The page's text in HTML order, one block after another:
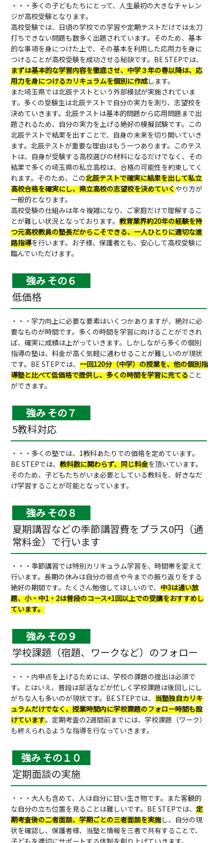
・・・多くの子どもたちにとって、人生最初の大きなチャレン
ジが高校受験となります。
高校受験では、日頃の学校での学習や定期テストだけでは太刀
打ちできない問題も数多く出題されています。そのため、基本
的な事項を身につけた上で、その基本を利用した応用力を身に
つけることが高校受験を成功させる秘訣です。BE STEPでは、
まずは基本的な学習内容を徹底させ、中学３年の春以降は、応
用力を身につけるカリキュラムを個別に作成します。
また埼玉県では北辰テストという外部模試が実施されていま
す。多くの受験生は北辰テストで自分の実力を測り、志望校を
決めていきます。北辰テストは基本的問題から応用問題まで出
題されるため、自分の実力を上げる絶好の模擬試験です。この
北辰テストで結果を出すことで、自身の未来を切り開いていき
ます。北辰テストが重要な理由はもう一つあります。このテス
トは、自身が受験する高校選びの材料になるだけでなく、その
結果で多くの埼玉県の私立高校は、合格の可能性を約束してく
れます。そのため、この北辰テストで確実に結果を出して私立
高校合格を確実にし、県立高校の志望校を決めていくやり方が
一般的となります。
高校受験の仕組みは年々複雑になり、ご家庭だけで理解するこ
とが難しい状況となっております。教育業界約20年の経験を持
つ元高校教員の塾長だからこそできる、一人ひとりに適切な進
路指導を行います。お子様、保護者とも、安心して高校受験に
臨んでいただけます。
強み その６
低価格
・・・学力向上に必要な要素はいくつかありますが、絶対に必
要なものが時間です。多くの時間を学習に向けることができれ
ば、確実に成績は上がっていきます。しかしながら多くの個別
指導の塾は、料金が高く気軽に通わせることが難しいのが現状
です。BE STEPでは、一回120分（中学）の授業を、他の個別指
導塾と比べて低価格で提供し、多くの時間を学習に充てること
ができます。
強み その７
5教科対応
・・・多くの塾では、1教科あたりでの価格を定めています。
BE STEPでは、教科数に関わらず、同じ料金を頂いています。
そのため、子どもたちがいま必要としている教科を、好きなだ
け学習することが可能となっています。
強み その８
夏期講習などの季節講習費をプラス0円（通
常料金）で行います
・・・季節講習では特別カリキュラム学習を、時間帯を変えて
行います。長期の休みは自分の弱点や今までの振り返りをする
絶好の期間です。たくさん勉強してほしいので、中3は通い放
題、小・中1・2は普段のコース+1回以上での受講をおすすめし
ています。
強み その９
学校課題（宿題、ワークなど）のフォロー
・・・内申点を上げるためには、学校の課題の提出は必須で
す。とはいえ、普段は部活などが忙しく学校課題は後回しにし
がちな人も多いのが現状です。BE STEPでは、当塾独自カリキ
ュラムだけでなく、授業時間内に学校課題のフォロー時間も設
けています。定期考査の2週間前までには、学校課題（ワーク）
も終えられるような指導を行なっていきます。
強み その１０
定期面談の実施
・・・大人も含めて、人は自分に甘い生き物です。また客観的
な自分の立ち位置を見ることは難しいです。BE STEPでは、定
期考査後の二者面談、学期ごとの三者面談を実施し、自分の現
状を確認し、保護者様、当塾と情報を三者で共有することで、